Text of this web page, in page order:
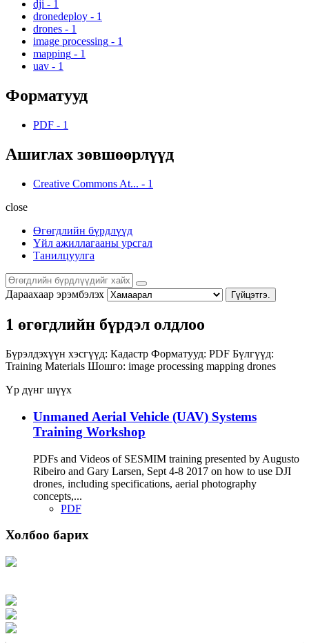
dji - 1
dronedeploy - 1
drones - 1
image processing - 1
mapping - 1
uav - 1
Форматууд
PDF - 1
Ашиглах зөвшөөрлүүд
Creative Commons At... - 1
close
Өгөгдлийн бүрдлүүд
Үйл ажиллагааны урсгал
Танилцуулга
Дараахаар эрэмбэлэх Гүйцэтгэ.
1 өгөгдлийн бүрдэл олдлоо
Бүрэлдэхүүн хэсгүүд: Кадастр Форматууд: PDF Бүлгүүд:
Training Materials Шошго: image processing mapping drones
Үр дүнг шүүх
Unmaned Aerial Vehicle (UAV) Systems
Training Workshop
PDFs and Videos of SESMIM training presented by Augusto
Ribeiro and Gary Larsen, Sept 4-8 2017 on how to use DJI
drones, including specifications, aerial photography
concepts,...
PDF
Холбоо барих